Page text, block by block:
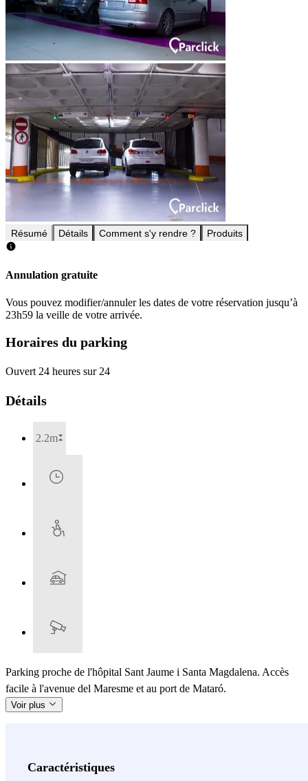
Résumé Détails Comment s'y rendre ? Produits
Annulation gratuite
Vous pouvez modifier/annuler les dates de votre réservation jusqu’à
23h59 la veille de votre arrivée.
Horaires du parking
Ouvert 24 heures sur 24
Détails
2.2m
Parking proche de l'hôpital Sant Jaume i Santa Magdalena. Accès
facile à l'avenue del Maresme et au port de Mataró.
Voir plus
Caractéristiques